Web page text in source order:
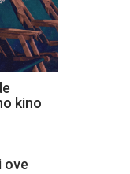
kino
ove